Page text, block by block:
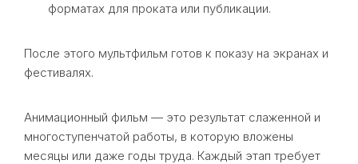
форматах для проката или публикации.
После этого мультфильм готов к показу на экранах и
фестивалях.
Анимационный фильм — это результат слаженной и
многоступенчатой работы, в которую вложены
месяцы или даже годы труда. Каждый этап требует